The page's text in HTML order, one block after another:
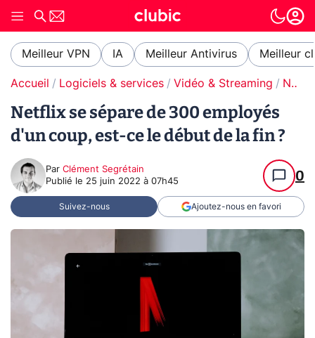
Meilleur VPN IA Meilleur Antivirus Meilleur
Accueil Logiciels & services Vidéo & Streaming Netflix
Netflix se sépare de 300 employés
d'un coup, est-ce le début de la fin ?
Par Clément Segrétain
Publié le 25 juin 2022 à 07h45 0
Suivez-nous Ajoutez-nous en favori